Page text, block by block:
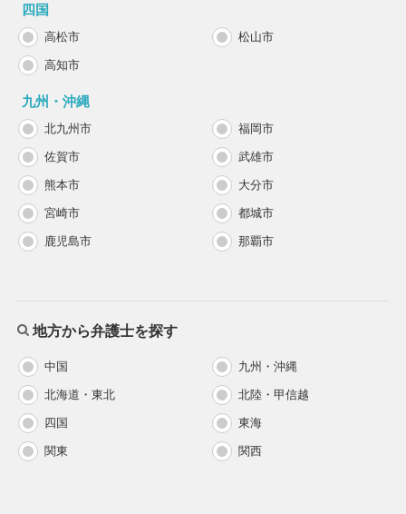
四国
高松市 松山市
高知市
九州・沖縄
北九州市 福岡市
佐賀市 武雄市
熊本市 大分市
宮崎市 都城市
鹿児島市 那覇市
地方から弁護士を探す
中国 九州・沖縄
北海道・東北 北陸・甲信越
四国 東海
関東 関西